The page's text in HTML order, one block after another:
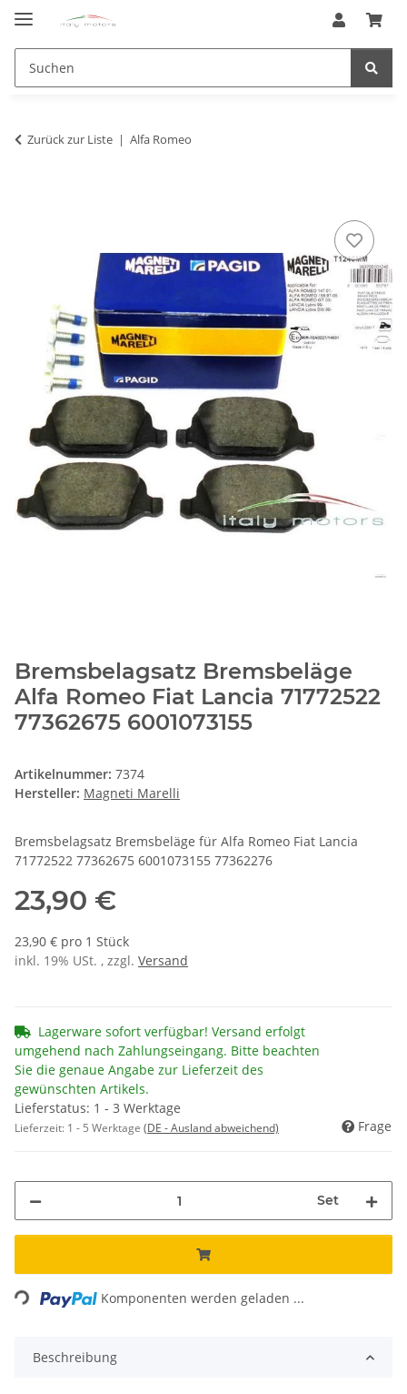
Zurück zur Liste Alfa Romeo
Bremsbelagsatz Bremsbeläge
Alfa Romeo Fiat Lancia 71772522
77362675 6001073155
Artikelnummer: 7374
Hersteller: Magneti Marelli
Bremsbelagsatz Bremsbeläge für Alfa Romeo Fiat Lancia
71772522 77362675 6001073155 77362276
23,90 €
23,90 € pro 1 Stück
inkl. 19% USt. , zzgl. Versand
Lagerware sofort verfügbar! Versand erfolgt
umgehend nach Zahlungseingang. Bitte beachten
Sie die genaue Angabe zur Lieferzeit des
gewünschten Artikels.
Lieferstatus: 1 - 3 Werktage
Lieferzeit: 1 - 5 Werktage (DE - Ausland abweichend) Frage
Set
Loading... Komponenten werden geladen ...
Beschreibung